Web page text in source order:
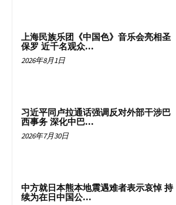
上海民族乐团《中国色》音乐会亮相圣
保罗 近千名观众...
2026年8月1日
习近平同卢拉通话强调反对外部干涉巴
西事务 深化中巴...
2026年7月30日
中方就日本熊本地震遇难者表示哀悼 持
续为在日中国公...